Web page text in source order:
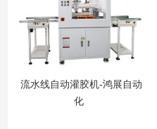
流水线自动灌胶机-鸿展自动
化